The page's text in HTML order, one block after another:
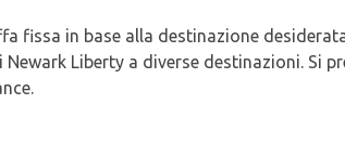
fissa in base alla destinazione
Liberty a diverse destinazioni. Si